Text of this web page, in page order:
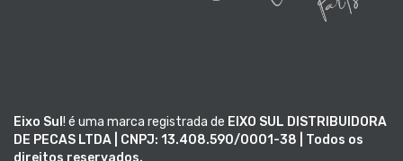
Eixo Sul ! é uma marca registrada de EIXO SUL DISTRIBUIDORA
DE PECAS LTDA | CNPJ: 13.408.590/0001-38 | Todos os
direitos reservados.